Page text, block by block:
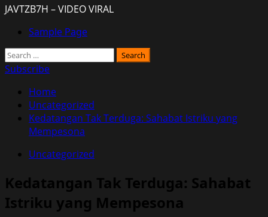
JAVTZB7H – VIDEO VIRAL
PrimarySample Page
Search
for:
Subscribe
Home
Uncategorized
Kedatangan Tak Terduga: Sahabat Istriku yang
Mempesona
Uncategorized
Kedatangan Tak Terduga: Sahabat
Istriku yang Mempesona